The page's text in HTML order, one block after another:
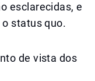
esclarecidas, e
status quo.
de vista dos